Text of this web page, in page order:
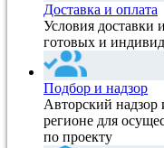
Доставка и оплата
Условия доставки
готовых и
Подбор и надзор
Авторский
регионе для
по проекту